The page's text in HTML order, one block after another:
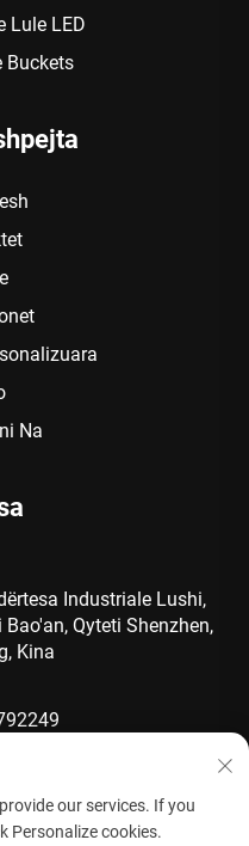
Lule LED
Buckets
Na
Industriale Lushi,
Bao'an, Qyteti Shenzhen,
Kina
our services. If you
Personalize cookies.